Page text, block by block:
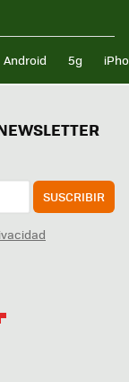
Android 5g
SUSCRIBIR